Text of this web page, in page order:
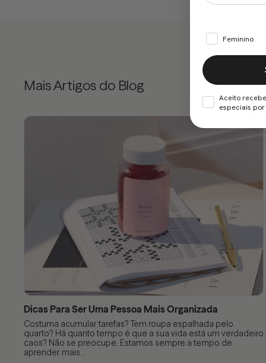
Mais Artigos do Blog
Dicas Para Ser Uma Pessoa Mais Organizada
Costuma acumular tarefas? Tem roupa espalhada pelo
quarto? Há quanto tempo é que a sua vida está um verdadeiro
caos? Não se preocupe. Estamos sempre a tempo de
aprender mais...
Feminino
Aceito
especiais por